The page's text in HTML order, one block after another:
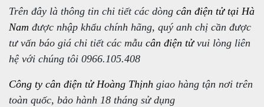
Trên đây là thông tin chi tiết các dòng cân điện tử tại Hà
Nam được nhập khẩu chính hãng, quý anh chị cần được
tư vấn báo giá chi tiết các mẫu cân điện tửvui lòng liên
hệ với chúng tôi 0966.105.408
Công ty cân điện tử Hoàng Thịnh giao hàng tận nơi trên
toàn quốc, bảo hành 18 tháng sử dụng